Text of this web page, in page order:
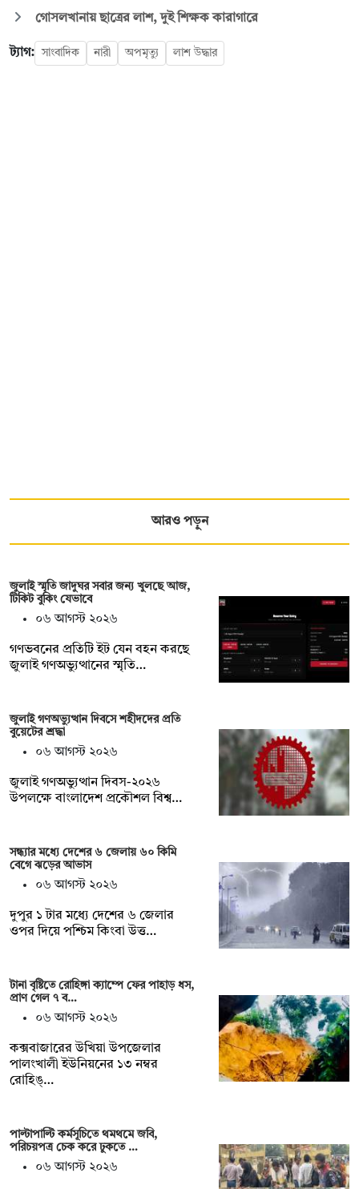
গোসলখানায় ছাত্রের লাশ, দুই শিক্ষক কারাগারে
ট্যাগ: সাংবাদিক নারী অপমৃত্যু লাশ উদ্ধার
আরও পড়ুন
জুলাই স্মৃতি জাদুঘর সবার জন্য খুলছে আজ,
টিকিট বুকিং যেভাবে
০৬ আগস্ট ২০২৬
গণভবনের প্রতিটি ইট যেন বহন করছে
জুলাই গণঅভ্যুত্থানের স্মৃতি…
জুলাই গণঅভ্যুত্থান দিবসে শহীদদের প্রতি
বুয়েটের শ্রদ্ধা
০৬ আগস্ট ২০২৬
জুলাই গণঅভ্যুত্থান দিবস-২০২৬
উপলক্ষে বাংলাদেশ প্রকৌশল বিশ্ব…
সন্ধ্যার মধ্যে দেশের ৬ জেলায় ৬০ কিমি
বেগে ঝড়ের আভাস
০৬ আগস্ট ২০২৬
দুপুর ১ টার মধ্যে দেশের ৬ জেলার
ওপর দিয়ে পশ্চিম কিংবা উত্ত…
টানা বৃষ্টিতে রোহিঙ্গা ক্যাম্পে ফের পাহাড় ধস,
প্রাণ গেল ৭ ব…
০৬ আগস্ট ২০২৬
কক্সবাজারের উখিয়া উপজেলার
পালংখালী ইউনিয়নের ১৩ নম্বর
রোহিঙ্…
পাল্টাপাল্টি কর্মসূচিতে থমথমে জবি,
পরিচয়পত্র চেক করে ঢুকতে …
০৬ আগস্ট ২০২৬